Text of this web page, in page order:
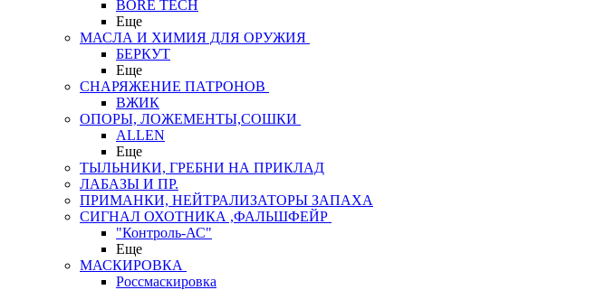
BORE TECH
Еще
МАСЛА И ХИМИЯ ДЛЯ ОРУЖИЯ
БЕРКУТ
Еще
СНАРЯЖЕНИЕ ПАТРОНОВ
ВЖИК
ОПОРЫ, ЛОЖЕМЕНТЫ,СОШКИ
ALLEN
Еще
ТЫЛЬНИКИ, ГРЕБНИ НА ПРИКЛАД
ЛАБАЗЫ И ПР.
ПРИМАНКИ, НЕЙТРАЛИЗАТОРЫ ЗАПАХА
СИГНАЛ ОХОТНИКА ,ФАЛЬШФЕЙР
"Контроль-АС"
Еще
МАСКИРОВКА
Россмаскировка